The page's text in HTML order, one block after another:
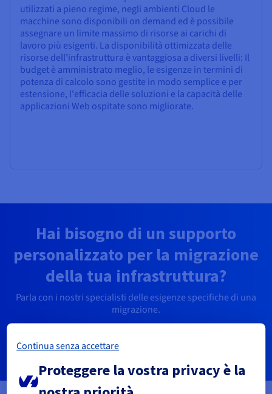
utilizzati a pieno regime, negli ambienti Cloud le
macchine sono disponibili on demand ed è possibile
assegnare un limite massimo di risorse ai carichi di
lavoro più esigenti. La disponibilità ottimizzata delle
risorse dell'infrastruttura è vantaggiosa a diversi livelli: Il
budget è amministrato meglio, le esigenze in termini di
potenza di calcolo sono gestite in modo semplice e per
estensione, l'efficacia delle soluzioni e la capacità delle
applicazioni Web ospitate sono migliorate.
Hai bisogno di un supporto
personalizzato per la migrazione
della tua infrastruttura?
Parla con i nostri specialisti delle esigenze specifiche di una
migrazione.
Scopri di più
Continua senza accettare
Proteggere la vostra privacy è la